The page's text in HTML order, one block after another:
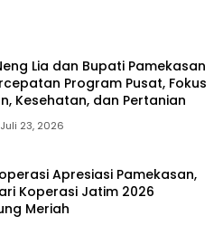
Lia dan Bupati Pamekasan
Program Pusat, Fokus
Kesehatan, dan Pertanian
Juli 23, 2026
Apresiasi Pamekasan,
Koperasi Jatim 2026
Meriah